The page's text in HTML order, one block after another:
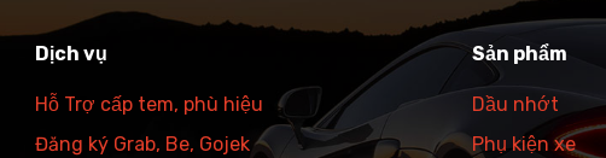
Dịch vụ
Hỗ Trợ cấp tem, phù hiệu
Đăng ký Grab, Be, Gojek
Sản phẩm
Dầu nhớt
Phụ kiện xe